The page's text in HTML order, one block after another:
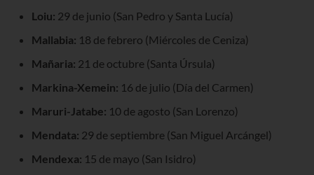
Loiu: 29 de junio (San Pedro y Santa Lucía)
Mallabia: 18 de febrero (Miércoles de Ceniza)
Mañaria: 21 de octubre (Santa Úrsula)
Markina-Xemein: 16 de julio (Día del Carmen)
Maruri-Jatabe: 10 de agosto (San Lorenzo)
Mendata: 29 de septiembre (San Miguel Arcángel)
Mendexa: 15 de mayo (San Isidro)